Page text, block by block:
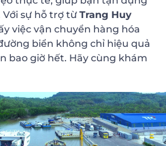
sự hỗ trợ từ Trang Huy
việc vận chuyển hàng hóa
biển không chỉ hiệu quả
bao giờ hết. Hãy cùng khám